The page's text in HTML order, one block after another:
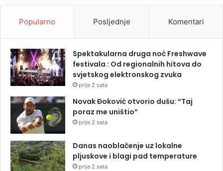
Popularno Posljednje Komentari
Spektakularna druga noć Freshwave
festivala : Od regionalnih hitova do
svjetskog elektronskog zvuka
prije 2 sata
Novak Đoković otvorio dušu: “Taj
poraz me uništio”
prije 2 sata
Danas naoblačenje uz lokalne
pljuskove i blagi pad temperature
prije 2 sata